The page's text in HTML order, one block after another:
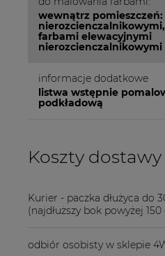
wewnątrz
farbami elewacyjnymi
nierozcienczalnikowymi
informacje dodatkowe
listwa wstępnie
podkładową
Koszty dostawy
Cena nie zawiera
Kurier - paczka dłużyca do
(najdłuższy bok powyżej 150
odbiór osobisty w sklepie